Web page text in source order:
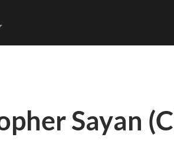
Sayan